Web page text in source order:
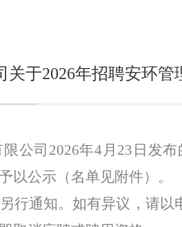
关于2026年招聘安环
公司 2026年4 月 23 日发
以公示 （名单见附件） 。
行通知。如有异议，请